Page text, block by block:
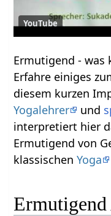
YouTube
Ermutigend‏‎ - was kann man darunter verstehen?
Erfahre einiges
diesem kurzen
Yogalehrer
und
interpretiert hier
Ermutigend‏‎ von Gesichtspunkten des
klassischenYoga